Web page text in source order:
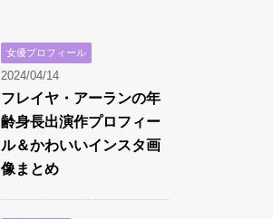
女優プロフィール
2024/04/14
フレイヤ・アーランの年
齢身長出演作プロフィー
ル＆かわいいインスタ画
像まとめ